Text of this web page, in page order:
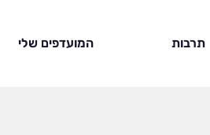
תרבות המועדפים שלי